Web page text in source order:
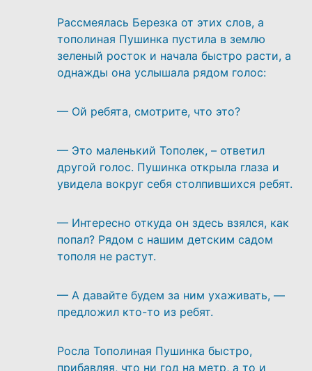
Рассмеялась Березка от этих слов, а
тополиная Пушинка пустила в землю
зеленый росток и начала быстро расти, а
однажды она услышала рядом голос:
— Ой ребята, смотрите, что это?
— Это маленький Тополек, – ответил
другой голос. Пушинка открыла глаза и
увидела вокруг себя столпившихся ребят.
— Интересно откуда он здесь взялся, как
попал? Рядом с нашим детским садом
тополя не растут.
— А давайте будем за ним ухаживать, —
предложил кто-то из ребят.
Росла Тополиная Пушинка быстро,
прибавляя, что ни год на метр, а то и